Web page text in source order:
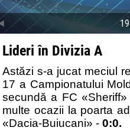
30 January
Dhoraso Moreo KLAS
24 February
Vladislav COSTIN
04
13
Lideri în Divizia A
Astăzi s-a jucat meciul
17 a Campionatului
secundă a FC
multe ocazii la poarta
«Dacia-Buiucani» - 0:0.